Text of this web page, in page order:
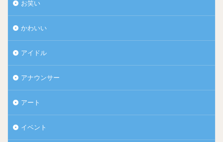
お笑い
かわいい
アイドル
アナウンサー
アート
イベント